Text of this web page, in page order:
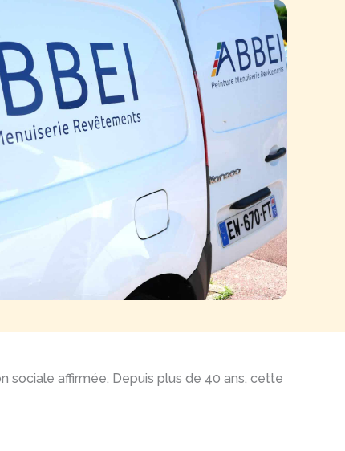
sociale affirmée. Depuis plus de 40 ans, cette